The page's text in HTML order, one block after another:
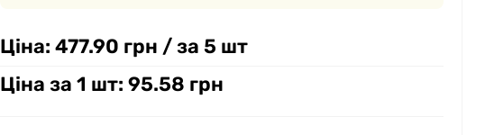
Ціна: 477.90 грн / за 5 шт
Ціна за 1 шт: 95.58 грн